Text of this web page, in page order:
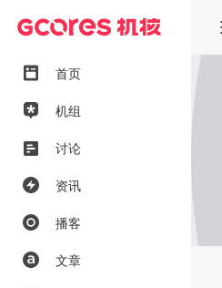
首页
机组
讨论
资讯
播客
文章